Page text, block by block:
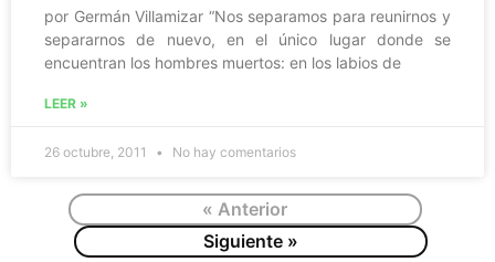
por Germán Villamizar “Nos separamos para reunirnos y
separarnos de nuevo, en el único lugar donde se
encuentran los hombres muertos: en los labios de
LEER »
26 octubre, 2011 No hay comentarios
« Anterior
Siguiente »